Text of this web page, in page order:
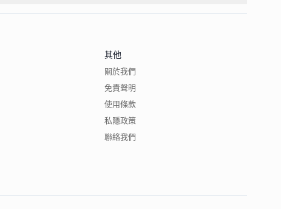
其他
關於我們
免責聲明
使用條款
私隱政策
聯絡我們